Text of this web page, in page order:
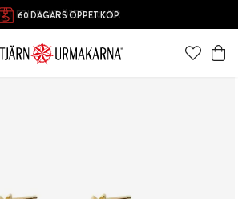
60 DAGARS ÖPPET KÖP
FRI FRAKT ÖVER 1000 KR